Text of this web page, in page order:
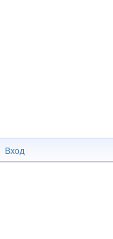
Вход